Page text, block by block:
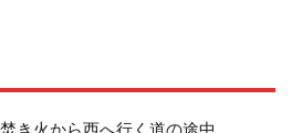
き火から西へ行く道の途中